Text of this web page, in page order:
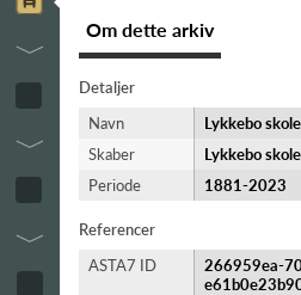
Om dette arkiv
Detaljer
Navn
Lykkebo
Skaber
Lykkebo skole
Periode
1881-​2023
Referencer
ASTA7 ID
266959ea-